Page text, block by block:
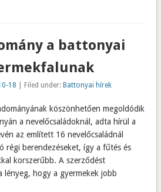
a battonyai
18 | Filed under: Battonyai hírek
köszönhetően megoldódik
a nevelőcsaládoknál, adta hírül a
az említett 16 nevelőcsaládnál
régi berendezéseket, így a fűtés és
korszerűbb. A szerződést
lényeg, hogy a gyermekek jobb